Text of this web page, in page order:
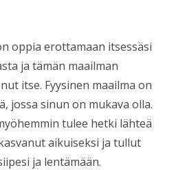
oppia erottamaan itsessäsi
ja tämän maailman
itse. Fyysinen maailma on
jossa sinun on mukava olla.
tulee hetki lähteä
aikuiseksi ja tullut
ja lentämään.